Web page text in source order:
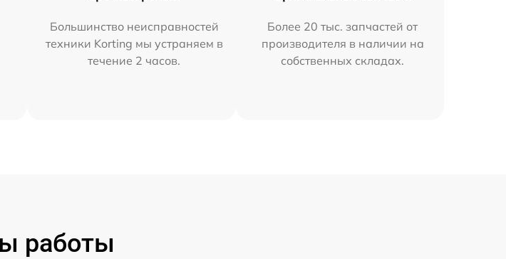
Большинство неисправностей
техники Korting мы устраняем в
течение 2 часов.
Более 20 тыс. запчастей от
производителя в наличии на
собственных складах.
работы